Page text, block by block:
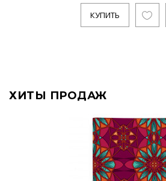
КУПИТЬ
ХИТЫ ПРОДАЖ